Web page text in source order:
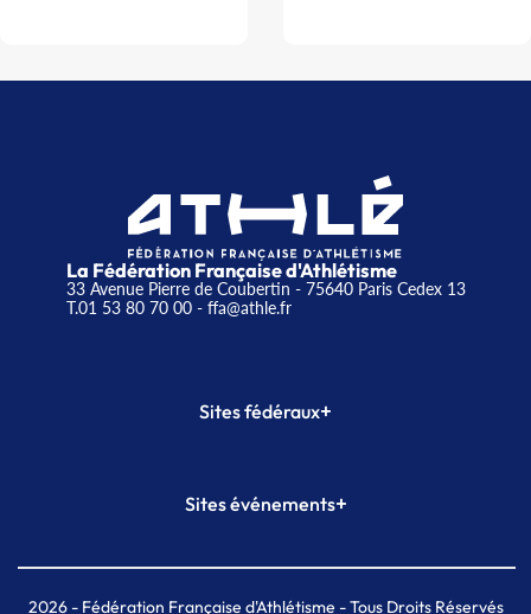
La Fédération Française d'Athlétisme
33 Avenue Pierre de Coubertin - 75640 Paris Cedex 13
T.01 53 80 70 00- ffa@athle.fr
Sites fédéraux+
Plateforme Formation
Sites événements+
Meeting de Paris indoor
MAIF Ekiden de Paris
2026- Fédération Française d'Athlétisme - Tous Droits Réservés